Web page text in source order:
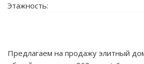
Этажность:
Предлагаем на продажу элитный